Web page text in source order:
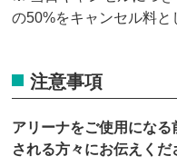
の50%をキャンセル料と
注意事項
アリーナをご使用にな
される方々にお伝えくだ